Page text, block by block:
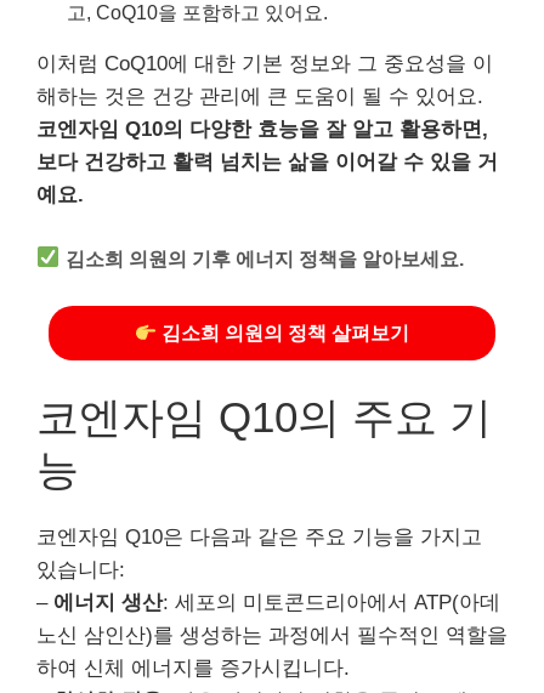
고, CoQ10을 포함하고 있어요.
이처럼 CoQ10에 대한 기본 정보와 그 중요성을 이
해하는 것은 건강 관리에 큰 도움이 될 수 있어요.
코엔자임 Q10의 다양한 효능을 잘 알고 활용하면,
보다 건강하고 활력 넘치는 삶을 이어갈 수 있을 거
예요.
김소희 의원의 기후 에너지 정책을 알아보세요.
김소희 의원의 정책 살펴보기
코엔자임 Q10의 주요 기
능
코엔자임 Q10은 다음과 같은 주요 기능을 가지고
있습니다:
– 에너지 생산: 세포의 미토콘드리아에서 ATP(아데
노신 삼인산)를 생성하는 과정에서 필수적인 역할을
하여 신체 에너지를 증가시킵니다.